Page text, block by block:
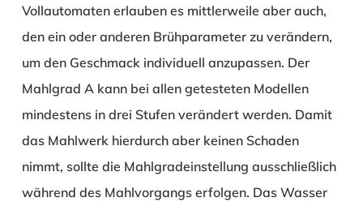
Vollautomaten erlauben es mittlerweile aber auch,
den ein oder anderen Brühparameter zu verändern,
um den Geschmack individuell anzupassen. Der
Mahlgrad Akann bei allen getesteten Modellen
mindestens in drei Stufen verändert werden. Damit
das Mahlwerk hierdurch aber keinen Schaden
nimmt, sollte die Mahlgradeinstellung ausschließlich
während des Mahlvorgangs erfolgen. Das Wasser